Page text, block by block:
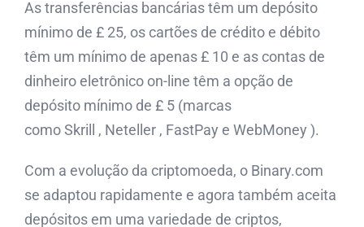
As transferências bancárias têm um depósito
mínimo de £ 25, os cartões de crédito e débito
têm um mínimo de apenas £ 10 e as contas de
dinheiro eletrônico on-line têm a opção de
depósito mínimo de £ 5 (marcas
como Skrill , Neteller , FastPay e WebMoney ).
Com a evolução da criptomoeda, o Binary.com
se adaptou rapidamente e agora também aceita
depósitos em uma variedade de criptos,